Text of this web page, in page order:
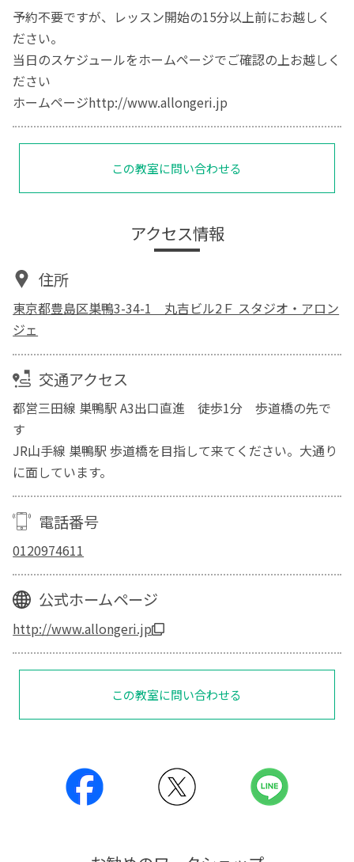
予約不要ですが、レッスン開始の15分以上前にお越しく
ださい。
当日のスケジュールをホームページでご確認の上お越しく
ださい
ホームページhttp://www.allongeri.jp
この教室に問い合わせる
アクセス情報
住所
東京都豊島区巣鴨3-34-1 丸吉ビル2Ｆ スタジオ・アロン
ジェ
交通アクセス
都営三田線 巣鴨駅 A3出口直進 徒歩1分 歩道橋の先で
す
JR山手線 巣鴨駅 歩道橋を目指して来てください。大通り
に面しています。
電話番号
0120974611
公式ホームページ
http://www.allongeri.jp
この教室に問い合わせる